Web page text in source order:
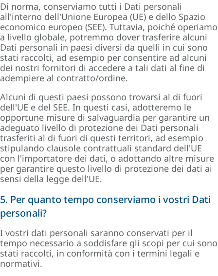
Di norma, conserviamo tutti i Dati personali
all'interno dell'Unione Europea (UE) e dello Spazio
economico europeo (SEE). Tuttavia, poiché operiamo
a livello globale, potremmo dover trasferire alcuni
Dati personali in paesi diversi da quelli in cui sono
stati raccolti, ad esempio per consentire ad alcuni
dei nostri fornitori di accedere a tali dati al fine di
adempiere al contratto/ordine.
Alcuni di questi paesi possono trovarsi al di fuori
dell'UE e del SEE. In questi casi, adotteremo le
opportune misure di salvaguardia per garantire un
adeguato livello di protezione dei Dati personali
trasferiti al di fuori di questi territori, ad esempio
stipulando clausole contrattuali standard dell'UE
con l'importatore dei dati, o adottando altre misure
per garantire questo livello di protezione dei dati ai
sensi della legge dell'UE.
5. Per quanto tempo conserviamo i vostri Dati
personali?
I vostri dati personali saranno conservati per il
tempo necessario a soddisfare gli scopi per cui sono
stati raccolti, in conformità con i termini legali e
normativi.